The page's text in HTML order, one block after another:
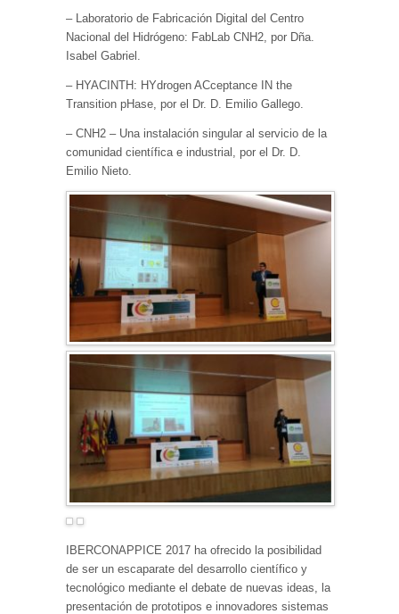
– Laboratorio de Fabricación Digital del Centro
Nacional del Hidrógeno: FabLab CNH2, por Dña.
Isabel Gabriel.
– HYACINTH: HYdrogen ACceptance IN the
Transition pHase, por el Dr. D. Emilio Gallego.
– CNH2 – Una instalación singular al servicio de la
comunidad científica e industrial, por el Dr. D.
Emilio Nieto.
IBERCONAPPICE 2017 ha ofrecido la posibilidad
de ser un escaparate del desarrollo científico y
tecnológico mediante el debate de nuevas ideas, la
presentación de prototipos e innovadores sistemas